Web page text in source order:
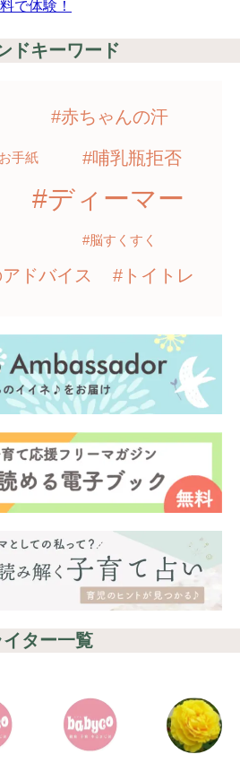
で体験！
ドキーワード
#赤ちゃんの汗
手紙 #哺乳瓶拒否
#ディーマー
#脳すくすく
ドバイス #トイトレ
イター一覧